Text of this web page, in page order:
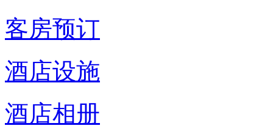
客房预订
酒店设施
酒店相册